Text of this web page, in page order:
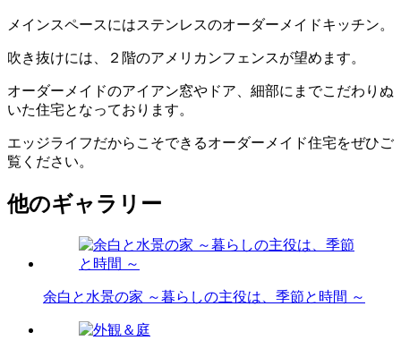
メインスペースにはステンレスのオーダーメイドキッチン。
吹き抜けには、２階のアメリカンフェンスが望めます。
オーダーメイドのアイアン窓やドア、細部にまでこだわりぬ
いた住宅となっております。
エッジライフだからこそできるオーダーメイド住宅をぜひご
覧ください。
他のギャラリー
余白と水景の家 ～暮らしの主役は、季節と時間 ～